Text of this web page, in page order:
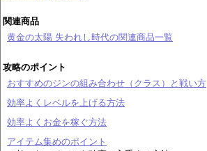
関連商品
黄金の太陽 失われし時代の関連商品一覧
攻略のポイント
おすすめのジンの組み合わせ（クラス）と戦い方
効率よくレベルを上げる方法
効率よくお金を稼ぐ方法
アイテム集めのポイント